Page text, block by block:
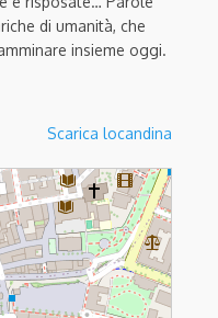
di umanità, che
insieme oggi.
Scarica locandina